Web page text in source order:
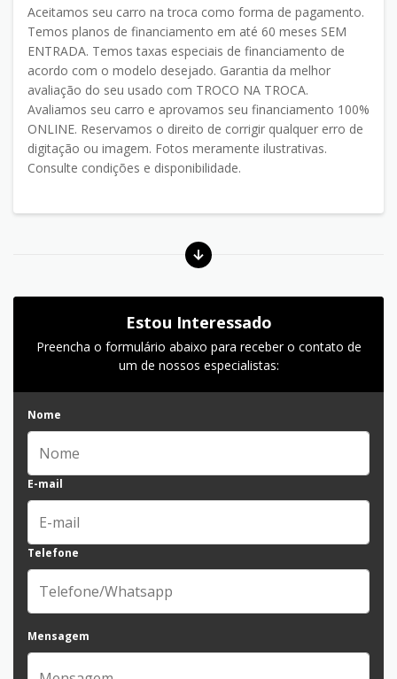
Aceitamos seu carro na troca como forma de pagamento.
Temos planos de financiamento em até 60 meses SEM
ENTRADA. Temos taxas especiais de financiamento de
acordo com o modelo desejado. Garantia da melhor
avaliação do seu usado com TROCO NA TROCA.
Avaliamos seu carro e aprovamos seu financiamento 100%
ONLINE. Reservamos o direito de corrigir qualquer erro de
digitação ou imagem. Fotos meramente ilustrativas.
Consulte condições e disponibilidade.
Estou Interessado
Preencha o formulário abaixo para receber o contato de
um de nossos especialistas:
Nome
E-mail
Telefone
Mensagem